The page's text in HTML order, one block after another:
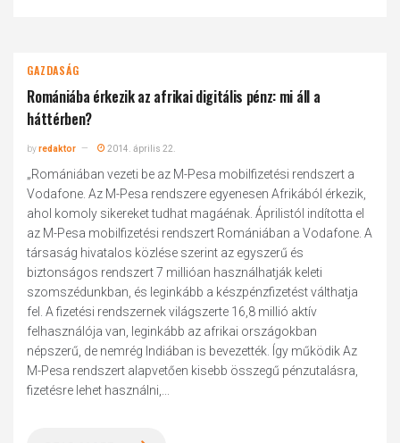
GAZDASÁG
Romániába érkezik az afrikai digitális pénz: mi áll a
háttérben?
byredaktor 2014. április 22.
„Romániában vezeti be az M-Pesa mobilfizetési rendszert a
Vodafone. Az M-Pesa rendszere egyenesen Afrikából érkezik,
ahol komoly sikereket tudhat magáénak. Áprilistól indította el
az M-Pesa mobilfizetési rendszert Romániában a Vodafone. A
társaság hivatalos közlése szerint az egyszerű és
biztonságos rendszert 7 millióan használhatják keleti
szomszédunkban, és leginkább a készpénzfizetést válthatja
fel. A fizetési rendszernek világszerte 16,8 millió aktív
felhasználója van, leginkább az afrikai országokban
népszerű, de nemrég Indiában is bevezették. Így működik Az
M-Pesa rendszert alapvetően kisebb összegű pénzutalásra,
fizetésre lehet használni,...